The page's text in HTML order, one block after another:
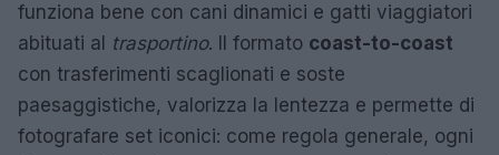
funziona bene con cani dinamici e gatti viaggiatori
abituati al trasportino. Il formato coast-to-coast
con trasferimenti scaglionati e soste
paesaggistiche, valorizza la lentezza e permette di
fotografare set iconici: come regola generale, ogni